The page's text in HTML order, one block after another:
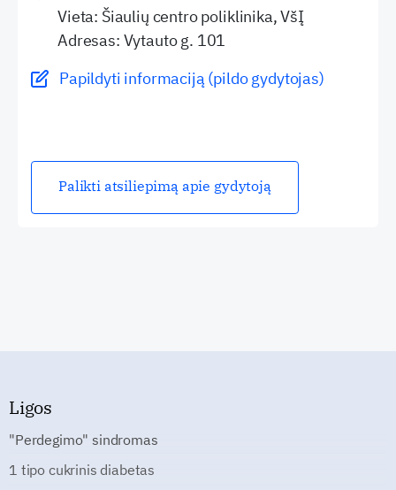
Vieta: Šiaulių centro poliklinika, VšĮ
Adresas: Vytauto g. 101
Papildyti informaciją (pildo gydytojas)
Palikti atsiliepimą apie gydytoją
Ligos
"Perdegimo" sindromas
1 tipo cukrinis diabetas